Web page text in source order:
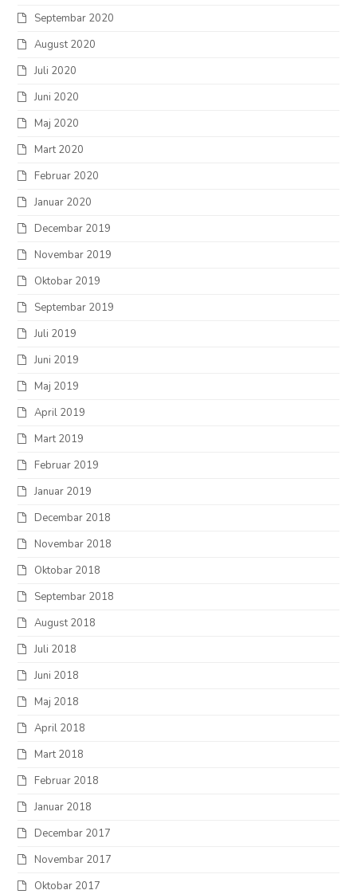
Septembar 2020
August 2020
Juli 2020
Juni 2020
Maj 2020
Mart 2020
Februar 2020
Januar 2020
Decembar 2019
Novembar 2019
Oktobar 2019
Septembar 2019
Juli 2019
Juni 2019
Maj 2019
April 2019
Mart 2019
Februar 2019
Januar 2019
Decembar 2018
Novembar 2018
Oktobar 2018
Septembar 2018
August 2018
Juli 2018
Juni 2018
Maj 2018
April 2018
Mart 2018
Februar 2018
Januar 2018
Decembar 2017
Novembar 2017
Oktobar 2017